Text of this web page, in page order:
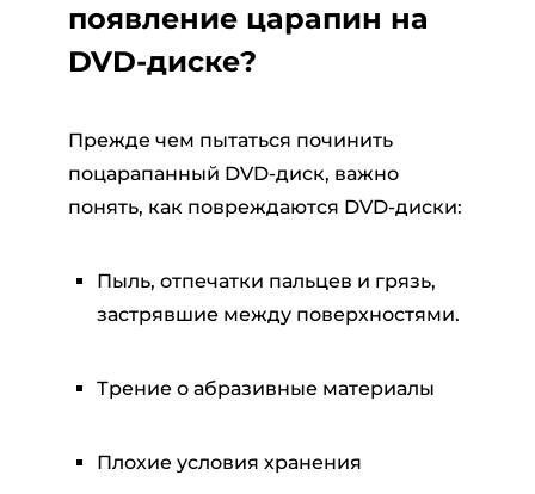
появление царапин на
DVD-диске?
Прежде чем пытаться починить
поцарапанный DVD-диск, важно
понять, как повреждаются DVD-диски:
Пыль, отпечатки пальцев и грязь,
застрявшие между поверхностями.
Трение о абразивные материалы
Плохие условия хранения